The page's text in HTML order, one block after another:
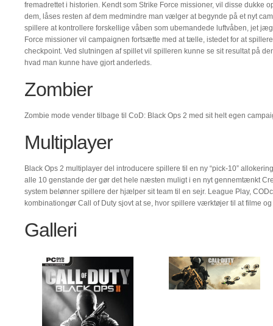
fremadrettet i historien. Kendt som Strike Force missioner, vil disse dukke
dem, låses resten af dem medmindre man vælger at begynde på et nyt
spillere at kontrollere forskellige våben som ubemandede luftvåben, jet
Force missioner vil campaignen fortsætte med at tælle, istedet for at
checkpoint. Ved slutningen af spillet vil spilleren kunne se sit resultat på
hvad man kunne have gjort anderleds.
Zombier
Zombie mode vender tilbage til CoD: Black Ops 2 med sit helt egen
Multiplayer
Black Ops 2 multiplayer del introducere spillere til en ny “pick-10”
alle 10 genstande der gør det hele næsten muligt i en nyt gennemtænkt
system belønner spillere der hjælper sit team til en sejr. League Play,
kombinationgør Call of Duty sjovt at se, hvor spillere værktøjer til at filme
Galleri